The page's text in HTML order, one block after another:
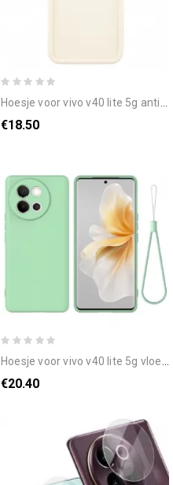
hoesje voor vivo v40 lite 5g antislip gegroefd design
€18.50
hoesje voor vivo v40 lite 5g vloeibare siliconen met bandje
€20.40